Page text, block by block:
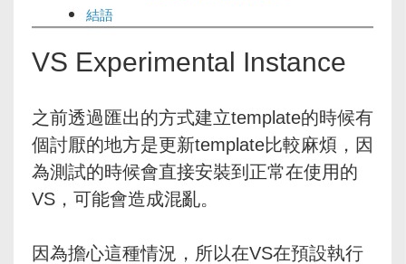
結語
VS Experimental Instance
之前透過匯出的方式建立template的時候有
個討厭的地方是更新template比較麻煩，因
為測試的時候會直接安裝到正常在使用的
VS，可能會造成混亂。
因為擔心這種情況，所以在VS在預設執行